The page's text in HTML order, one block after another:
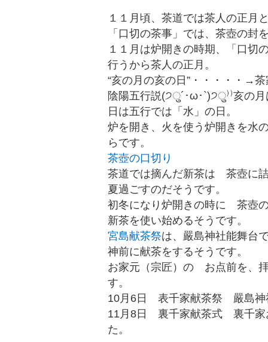
１１月頃、茶道では茶人の正月
「口切の茶事」では、茶壺の封
１１月は炉開きの時期、「口切
行うから茶人の正月。
“亥の月の亥の日”・・・・・→
陰陽五行説(੭ु´･ω･`)੭ु⁾⁾亥の月
日は五行では「水」の日。
炉を開き、火を使う炉開きを水
らです。
茶壺の口切り
茶道では摘んだ新茶は 茶壺に
夏過ごすのだそうです。
初冬になり炉開きの時に 茶壺
新茶を使い始めるそうです。
宮島献茶祭は、嚴島神社能舞台
神前に献茶をするそうです。
お家元（宗匠）の お点前を、
す。
10月6日 表千家献茶祭 嚴島神
11月8日 裏千家献茶式 裏千家
た。